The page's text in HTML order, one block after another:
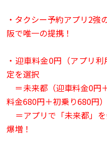
・タクシー予約アプリ2強
阪で唯一の提携！
・迎車料金0円（アプリ
定を選択
＝未来都（迎車料金0
料金680円＋初乗り680円）
＝アプリで「未来都」
爆増！